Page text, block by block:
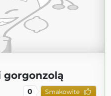
gorgonzolą
0 Smakowite